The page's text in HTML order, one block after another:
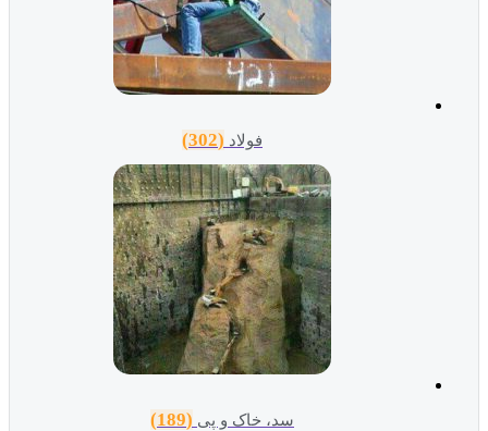
فولاد (302)
سد، خاک و پی (189)